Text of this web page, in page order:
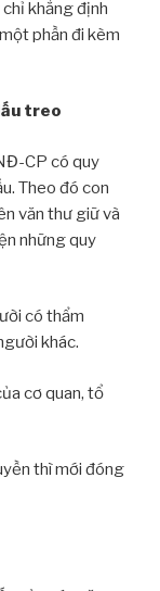
khẳng định
phần đi kèm
treo
CP có quy
Theo đó con
văn thư giữ và
những quy
có thẩm
khác.
cơ quan, tổ
thì mới đóng